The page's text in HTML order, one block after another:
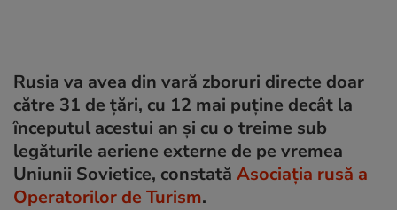
Rusia va avea din vară zboruri directe doar
către 31 de țări, cu 12 mai puține decât la
începutul acestui an și cu o treime sub
legăturile aeriene externe de pe vremea
Uniunii Sovietice, constată Asociația rusă a
Operatorilor de Turism.